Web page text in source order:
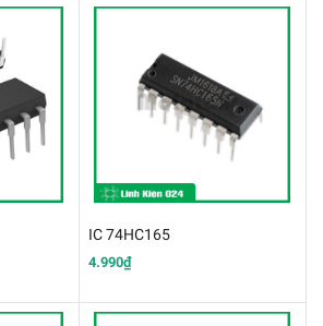
IC 74HC165
4.990₫